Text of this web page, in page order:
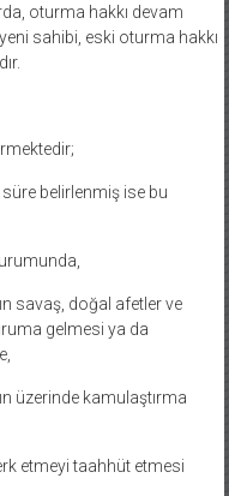
oturma hakkı devam
sahibi, eski oturma hakkı
belirlenmiş ise bu
savaş, doğal afetler ve
gelmesi ya da
üzerinde kamulaştırma
etmeyi taahhüt etmesi